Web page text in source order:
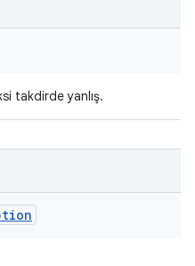
takdirde yanlış.